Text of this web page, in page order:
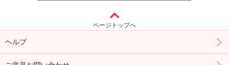
ページトップへ
ヘルプ